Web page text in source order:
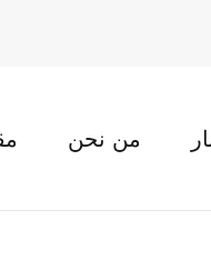
من نحن